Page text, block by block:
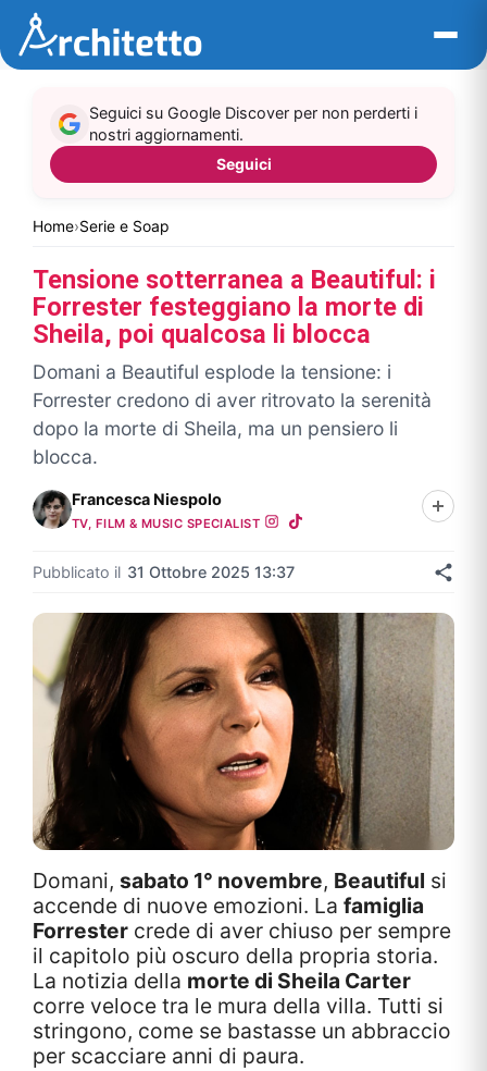
contenuto
Home›Serie e Soap
Seguici su Google Discover per non perderti i
nostri aggiornamenti.
Seguici
Tensione sotterranea a Beautiful: i
Forrester festeggiano la morte di
Sheila, poi qualcosa li blocca
Domani a Beautiful esplode la tensione: i
Forrester credono di aver ritrovato la serenità
dopo la morte di Sheila, ma un pensiero li
blocca.
Francesca Niespolo
TV, FILM & MUSIC SPECIALIST
Pubblicato il 31 Ottobre 2025 13:37
Domani, sabato 1° novembre, Beautiful si
accende di nuove emozioni. La famiglia
Forrester crede di aver chiuso per sempre
il capitolo più oscuro della propria storia.
La notizia della morte di Sheila Carter
corre veloce tra le mura della villa. Tutti si
stringono, come se bastasse un abbraccio
per scacciare anni di paura.